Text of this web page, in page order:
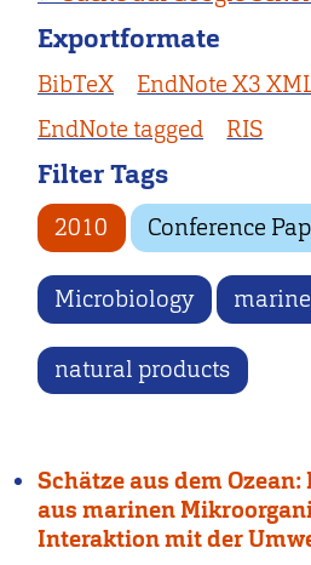
Exportformate
BibTeX EndNote X3
EndNote tagged
RIS
Filter Tags
2010 Conference
Microbiology
natural products
Schätze aus dem
aus marinen
Interaktion mit der